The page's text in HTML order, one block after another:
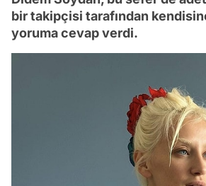
bir takipçisi tarafından
yoruma cevap verdi.